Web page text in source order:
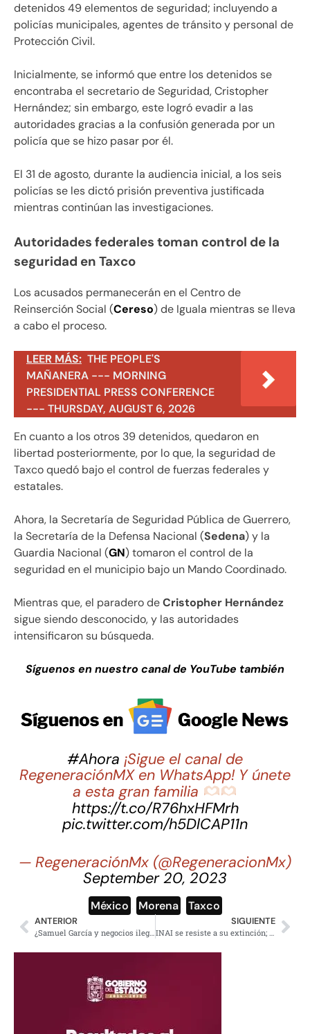
detenidos 49 elementos de seguridad; incluyendo a
policías municipales, agentes de tránsito y personal de
Protección Civil.
Inicialmente, se informó que entre los detenidos se
encontraba el secretario de Seguridad, Cristopher
Hernández; sin embargo, este logró evadir a las
autoridades gracias a la confusión generada por un
policía que se hizo pasar por él.
El 31 de agosto, durante la audiencia inicial, a los seis
policías se les dictó prisión preventiva justificada
mientras continúan las investigaciones.
Autoridades federales toman control de la
seguridad en Taxco
Los acusados permanecerán en el Centro de
Reinserción Social (Cereso) de Iguala mientras se lleva
a cabo el proceso.
LEER MÁS: THE PEOPLE'S
MAÑANERA --- MORNING
PRESIDENTIAL PRESS CONFERENCE
--- THURSDAY, AUGUST 6, 2026
En cuanto a los otros 39 detenidos, quedaron en
libertad posteriormente, por lo que, la seguridad de
Taxco quedó bajo el control de fuerzas federales y
estatales.
Ahora, la Secretaría de Seguridad Pública de Guerrero,
la Secretaría de la Defensa Nacional (Sedena) y la
Guardia Nacional (GN) tomaron el control de la
seguridad en el municipio bajo un Mando Coordinado.
Mientras que, el paradero deCristopher Hernández
sigue siendo desconocido, y las autoridades
intensificaron su búsqueda.
Síguenos en nuestro canal de YouTube también
#Ahora ¡Sigue el canal de
RegeneraciónMX en WhatsApp! Y únete
a esta gran familia
https://t.co/R76hxHFMrh
pic.twitter.com/h5DlCAP11n
— RegeneraciónMx (@RegeneracionMx)
September 20, 2023
México Morena Taxco
ANTERIOR
¿Samuel García y negocios ilegales? el gobernador responde
SIGUIENTE
INAI se resiste a su extinción; buscará a instancias internacionales